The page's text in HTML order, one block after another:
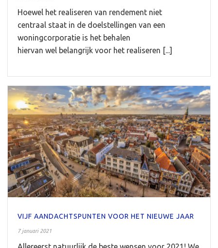
Hoewel het realiseren van rendement niet
centraal staat in de doelstellingen van een
woningcorporatie is het behalen
hiervan wel belangrijk voor het realiseren [...]
VIJF AANDACHTSPUNTEN VOOR HET NIEUWE JAAR
7 januari 2021